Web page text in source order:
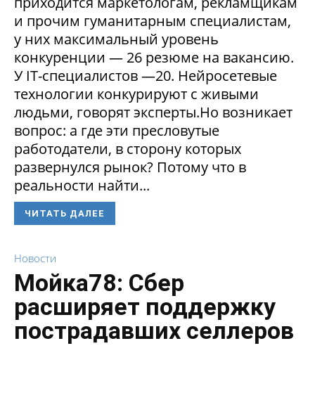
и прочим гуманитарным специалистам,
у них максимальный уровень
конкуренции — 26 резюме на вакансию.
У IT-специалистов —20. Нейросетевые
технологии конкурируют с живыми
людьми, говорят эксперты.Но возникает
вопрос: а где эти пресловутые
работодатели, в сторону которых
развернулся рынок? Потому что в
реальности найти...
ЧИТАТЬ ДАЛЕЕ
Новости
Мойка78: Сбер
расширяет поддержку
пострадавших селлеров